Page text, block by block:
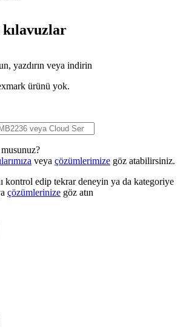
yazdırın veya indirin
ürünü yok.
musunuz?
veya çözümlerimize göz atabilirsiniz.
kontrol edip tekrar deneyin ya da kategoriye
çözümlerinize göz atın